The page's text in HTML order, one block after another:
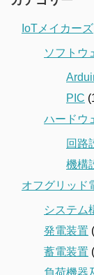
IoTメイカーズ
ソフトウ
PIC
ハードウ
回路
機構
オフグリッド
システム
発電装置
蓄電装置
負荷機器